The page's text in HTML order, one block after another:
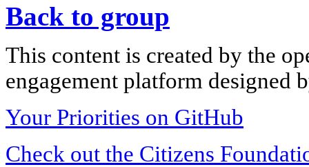
Back to group
This content is created by the
engagement platform designed
Your Priorities on GitHub
Check out the Citizens